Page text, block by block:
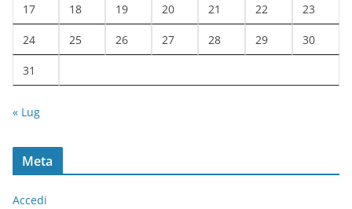
17 18 19 20 21 22 23
24 25 26 27 28 29 30
31
« Lug
Meta
Accedi